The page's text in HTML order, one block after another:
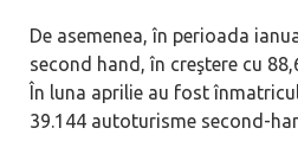
De asemenea, în perioada
second hand, în creştere cu
În luna aprilie au fost
39.144 autoturisme second-
Versiune MINI Countryman încă
pe mâna fetelor în competiția off-road